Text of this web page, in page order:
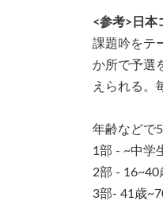
<参考>日本
課題吟をテ
か所で予選
えられる。
年齢などで
1部 - ~中学
2部 - 16~40
3部- 41歳